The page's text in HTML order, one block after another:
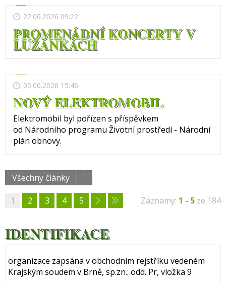
22.06.2026 09:22
PROMENÁDNÍ KONCERTY V
LUŽÁNKÁCH
05.06.2026 15:46
NOVÝ ELEKTROMOBIL
Elektromobil byl pořízen s příspěvkem
od Národního programu Životní prostředí - Národní
plán obnovy.
Všechny články
Záznamy: 1 - 5 ze 184
1 2 3 4 5
IDENTIFIKACE
organizace zapsána v obchodním rejstříku vedeném
Krajským soudem v Brně, sp.zn.: odd. Pr, vložka 9